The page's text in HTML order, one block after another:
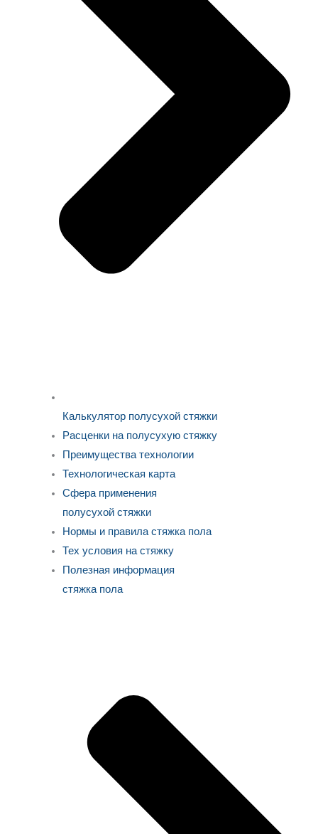
Калькулятор полусухой стяжки
Расценки на полусухую стяжку
Преимущества технологии
Технологическая карта
Сфера применения
полусухой стяжки
Нормы и правила стяжка пола
Тех условия на стяжку
Полезная информация
стяжка пола